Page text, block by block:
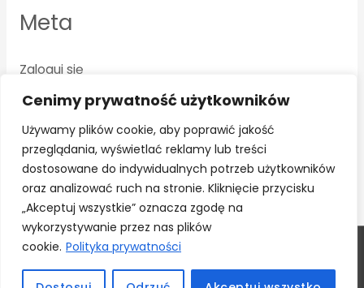
Cenimy prywatność użytkowników
Używamy plików cookie, aby poprawić jakość
przeglądania, wyświetlać reklamy lub treści
dostosowane do indywidualnych potrzeb użytkowników
oraz analizować ruch na stronie. Kliknięcie przycisku
„Akceptuj wszystkie” oznacza zgodę na
wykorzystywanie przez nas plików
cookie. Polityka prywatności
Meta
Zaloguj się
Kanał wpisów
Kanał komentarzy
WordPress.org